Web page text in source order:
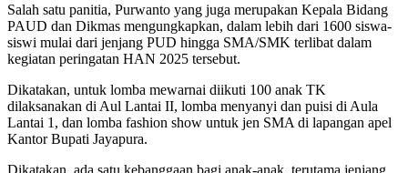
Salah satu panitia, Purwanto yang juga merupakan Kepala Bidang
PAUD dan Dikmas mengungkapkan, dalam lebih dari 1600 siswa-
siswi mulai dari jenjang PUD hingga SMA/SMK terlibat dalam
kegiatan peringatan HAN 2025 tersebut.
Dikatakan, untuk lomba mewarnai diikuti 100 anak TK
dilaksanakan di Aul Lantai II, lomba menyanyi dan puisi di Aula
Lantai 1, dan lomba fashion show untuk jen SMA di lapangan apel
Kantor Bupati Jayapura.
Dikatakan, ada satu kebanggaan bagi anak-anak, terutama jenjang